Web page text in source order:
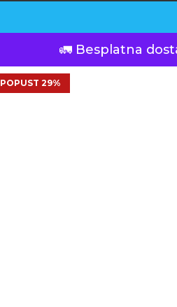
🚛 Besplatna
POPUST 29%